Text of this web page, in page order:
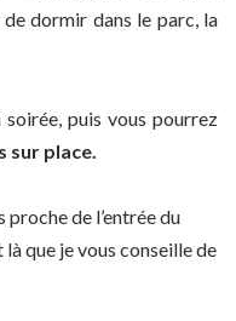
dormir dans le parc, la
soirée, puis vous pourrez
place.
proche de l’entrée du
là que je vous conseille de